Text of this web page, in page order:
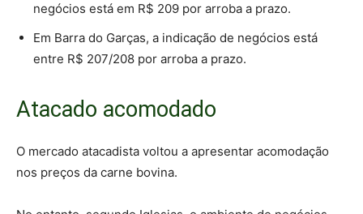
negócios está em R$ 209 por arroba a prazo.
Em Barra do Garças, a indicação de negócios está
entre R$ 207/208 por arroba a prazo.
Atacado acomodado
O mercado atacadista voltou a apresentar acomodação
nos preços da carne bovina.